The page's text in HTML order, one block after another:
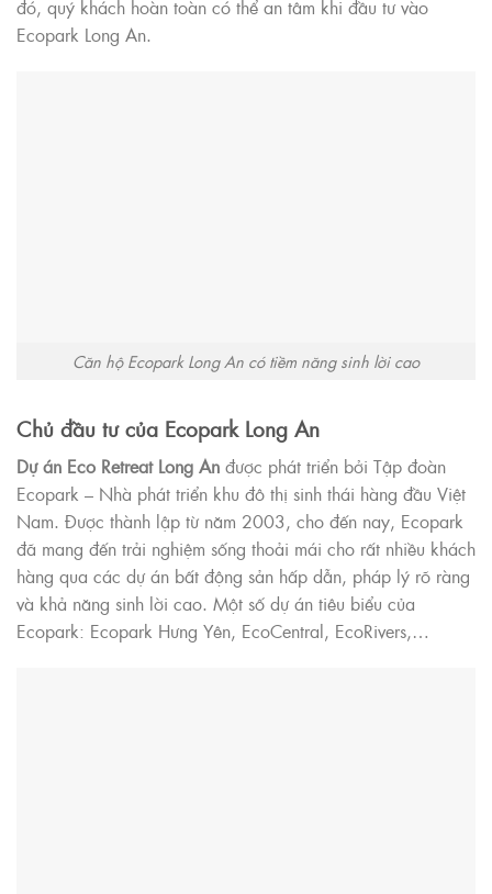
đó, quý khách hoàn toàn có thể an tâm khi đầu tư vào
Ecopark Long An.
Căn hộ Ecopark Long An có tiềm năng sinh lời cao
Chủ đầu tư của Ecopark Long An
Dự án Eco Retreat Long An được phát triển bởi Tập đoàn
Ecopark – Nhà phát triển khu đô thị sinh thái hàng đầu Việt
Nam. Được thành lập từ năm 2003, cho đến nay, Ecopark
đã mang đến trải nghiệm sống thoải mái cho rất nhiều khách
hàng qua các dự án bất động sản hấp dẫn, pháp lý rõ ràng
và khả năng sinh lời cao. Một số dự án tiêu biểu của
Ecopark: Ecopark Hưng Yên, EcoCentral, EcoRivers,…